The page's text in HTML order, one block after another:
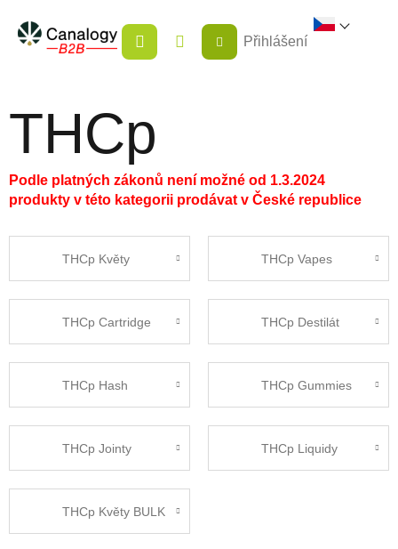
obsah
NÁKUPNÍ
KOŠÍK
Přihlášení
THCp
Podle platných zákonů není možné od 1.3.2024
produkty v této kategorii prodávat v České republice
THCp Květy THCp Vapes
THCp Cartridge THCp Destilát
THCp Hash THCp Gummies
THCp Jointy THCp Liquidy
THCp Květy BULK